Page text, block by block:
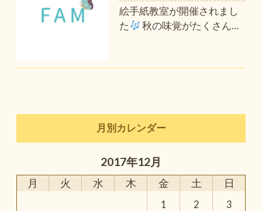
絵手紙教室が開催されまし
た
秋の味覚がたくさん…
月別カレンダー
2017年12月
月 火 水 木 金 土 日
1 2 3